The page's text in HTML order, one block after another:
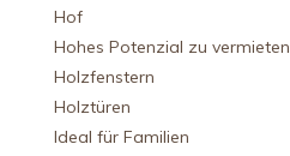
Hof
Hohes Potenzial zu vermieten
Holzfenstern
Holztüren
Ideal für Familien